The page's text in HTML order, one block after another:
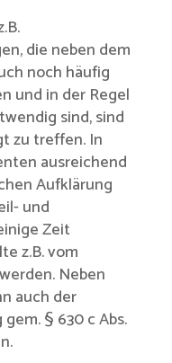
die neben dem
noch häufig
und in der Regel
sind, sind
zu treffen. In
ausreichend
Aufklärung
und
Zeit
z.B. vom
Neben
auch der
§ 630 c Abs.